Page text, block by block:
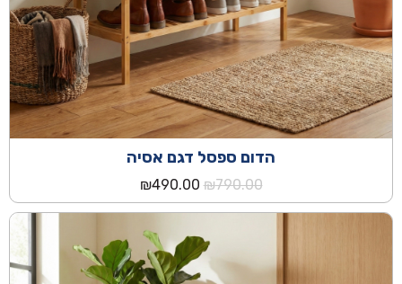
הדום ספסל דגם אסיה
₪790.00
המחיר
המקורי
היה:
₪790.00.
₪490.00
הנוכחי
הוא: